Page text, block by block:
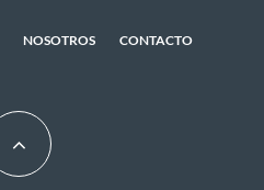
NOSOTROS CONTACTO